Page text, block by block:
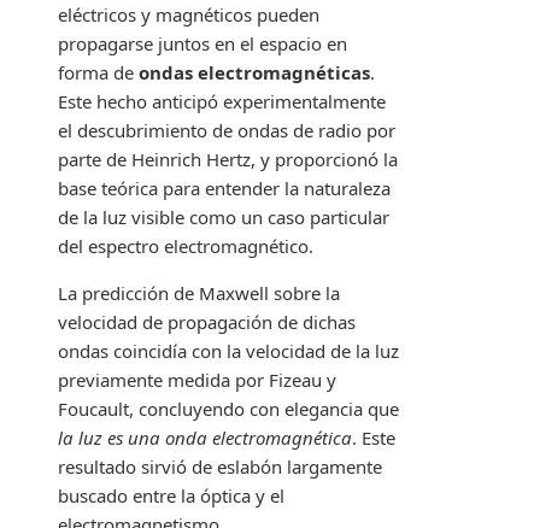
eléctricos y magnéticos pueden
propagarse juntos en el espacio en
forma de ondas electromagnéticas.
Este hecho anticipó experimentalmente
el descubrimiento de ondas de radio por
parte de Heinrich Hertz, y proporcionó la
base teórica para entender la naturaleza
de la luz visible como un caso particular
del espectro electromagnético.
La predicción de Maxwell sobre la
velocidad de propagación de dichas
ondas coincidía con la velocidad de la luz
previamente medida por Fizeau y
Foucault, concluyendo con elegancia que
la luz es una onda electromagnética. Este
resultado sirvió de eslabón largamente
buscado entre la óptica y el